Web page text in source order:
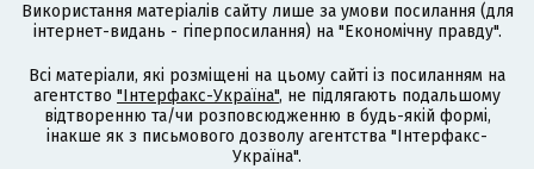
Використання матеріалів сайту лише за умови посилання (для
інтернет-видань - гіперпосилання) на "Економічну правду".
Всі матеріали, які розміщені на цьому сайті із посиланням на
агентство "Інтерфакс-Україна", не підлягають подальшому
відтворенню та/чи розповсюдженню в будь-якій формі,
інакше як з письмового дозволу агентства "Інтерфакс-
Україна".